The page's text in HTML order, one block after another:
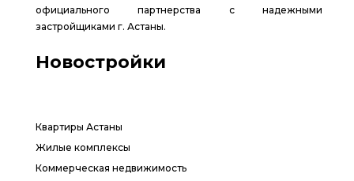
официального партнерства с надежными
застройщиками г. Астаны.
Новостройки
Квартиры Астаны
Жилые комплексы
Коммерческая недвижимость